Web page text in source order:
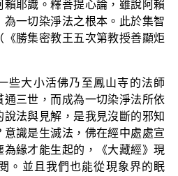
耶識。釋菩提心論，雖說阿賴
一切染淨法之根本。此於集智
勝集密教王五次第教授善顯炬
些大小活佛乃至鳳山寺的法師
三世，而成為一切染淨法所依
法與見解，是我見沒斷的邪知
識是生滅法，佛在經中處處宣
緣才能生起的，《大藏經》現
。並且我們也能從現象界的眠